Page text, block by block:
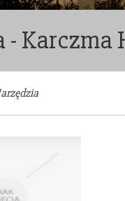
- Karczma